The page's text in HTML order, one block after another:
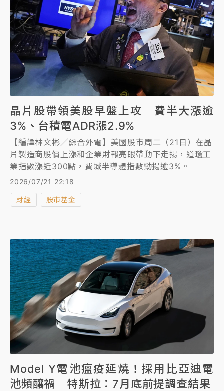
晶片股帶領美股早盤上攻 費半大漲逾
3%、台積電ADR漲2.9%
【編譯林文彬／綜合外電】美國股市周二（21日）在晶
片製造商股價上漲和企業財報亮眼帶動下走揚，道瓊工
業指數漲近300點，費城半導體指數勁揚逾3%。
2026/07/21 22:18
財經 股市基金
Model Y電池瘟疫延燒！採用比亞迪電
池頻釀禍 特斯拉：7月底前提調查結果